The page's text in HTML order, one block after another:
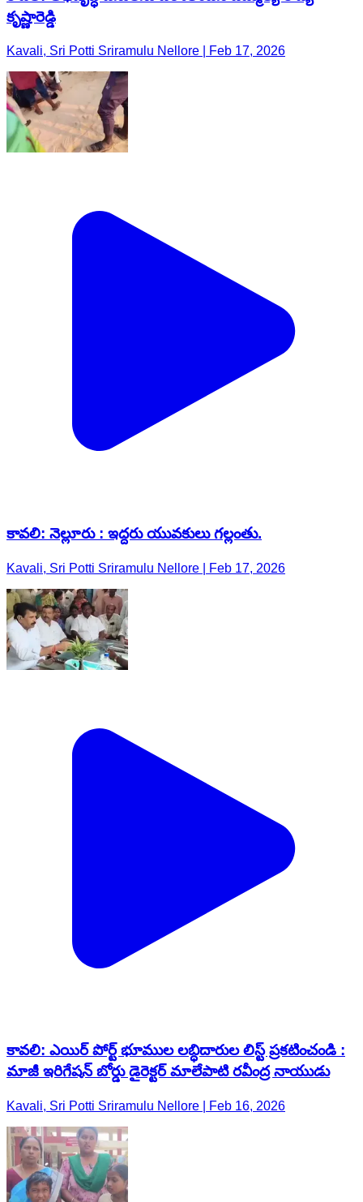
కృష్ణారెడ్డి
Kavali, Sri Potti Sriramulu Nellore | Feb 17, 2026
కావలి: నెల్లూరు : ఇద్దరు యువకులు గల్లంతు.
Kavali, Sri Potti Sriramulu Nellore | Feb 17, 2026
కావలి: ఎయిర్ పోర్ట్ భూముల లబ్ధిదారుల లిస్ట్ ప్రకటించండి :
మాజీ ఇరిగేషన్ బోర్డు డైరెక్టర్ మాలేపాటి రవీంద్ర నాయుడు
Kavali, Sri Potti Sriramulu Nellore | Feb 16, 2026